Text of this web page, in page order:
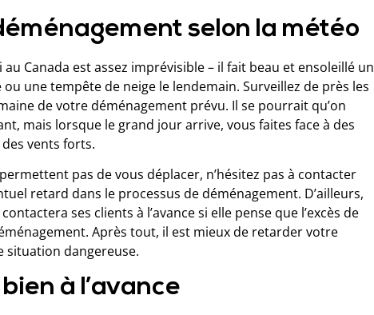
selon la météo
Canada est assez imprévisible – il fait beau et ensoleillé un
une tempête de neige le lendemain. Surveillez de près les
de votre déménagement prévu. Il se pourrait qu’on
mais lorsque le grand jour arrive, vous faites face à des
vents forts.
pas de vous déplacer, n’hésitez pas à contacter
retard dans le processus de déménagement. D’ailleurs,
ses clients à l’avance si elle pense que l’excès de
Après tout, il est mieux de retarder votre
situation dangereuse.
à l’avance